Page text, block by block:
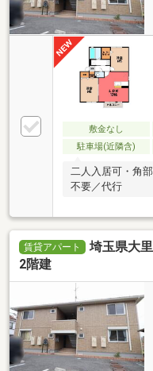
敷金なし
駐車場(近隣含)
二人入居可・角
不要／代行
賃貸アパート
埼玉県大
2階建